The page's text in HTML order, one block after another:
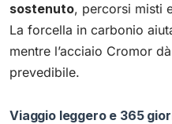
sostenuto, percorsi misti
La forcella in carbonio
mentre l’acciaio Cromor
prevedibile.
Viaggio leggero e 365